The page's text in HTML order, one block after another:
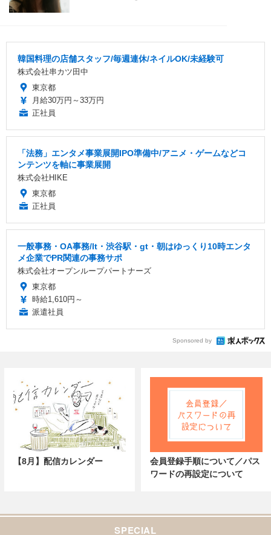
韓国料理の店舗スタッフ/毎週連休/ネイルOK/未経験可
株式会社串カツ田中
東京都
月給30万円～33万円
正社員
「法務」エンタメ事業展開IPO準備中/アニメ・ゲームなどコ
ンテンツを軸に事業展開
株式会社HIKE
東京都
正社員
一般事務・OA事務/lt・渋谷駅・gt・朝はゆっくり10時エンタ
メ企業でPR関連の事務サポ
株式会社オープンループパートナーズ
東京都
時給1,610円～
派遣社員
Sponsored by
【8月】配信カレンダー
会員登録手順について／パス
ワードの再設定について
SPECIAL